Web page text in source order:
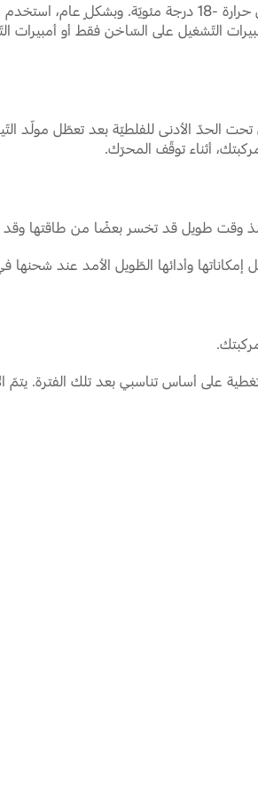
تحدّد أمبيرات التّشغيل على البارد مدى قدرة البطّارية على تزويد الطّاقة
التّشغيل على السّاخن فقط أو أمبيرات
الحدّ الأدنى للفلطيّة بعد تعطّل مولّد
أثناء توقّف المحرّك.
طويل قد تخسر بعضًا من طاقتها وقد
وأدائها الطّويل الأمد عند
على أساس تناسبي بعد تلك الفترة. يتمّ